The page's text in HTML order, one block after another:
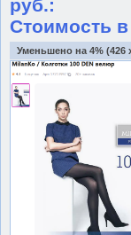
руб.:
Стоимость в
Уменьшено на 4% (426